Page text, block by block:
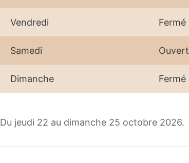
Vendredi Fermé
Samedi Ouvert
Dimanche Fermé
Du jeudi 22 au dimanche 25 octobre 2026.